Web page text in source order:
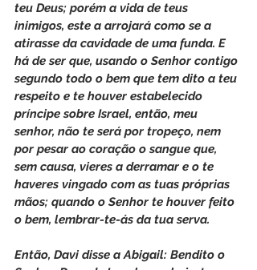
teu Deus; porém a vida de teus
inimigos, este a arrojará como se a
atirasse da cavidade de uma funda. E
há de ser que, usando o Senhor contigo
segundo todo o bem que tem dito a teu
respeito e te houver estabelecido
príncipe sobre Israel, então, meu
senhor, não te será por tropeço, nem
por pesar ao coração o sangue que,
sem causa, vieres a derramar e o te
haveres vingado com as tuas próprias
mãos; quando o Senhor te houver feito
o bem, lembrar-te-ás da tua serva.
Então, Davi disse a Abigail: Bendito o